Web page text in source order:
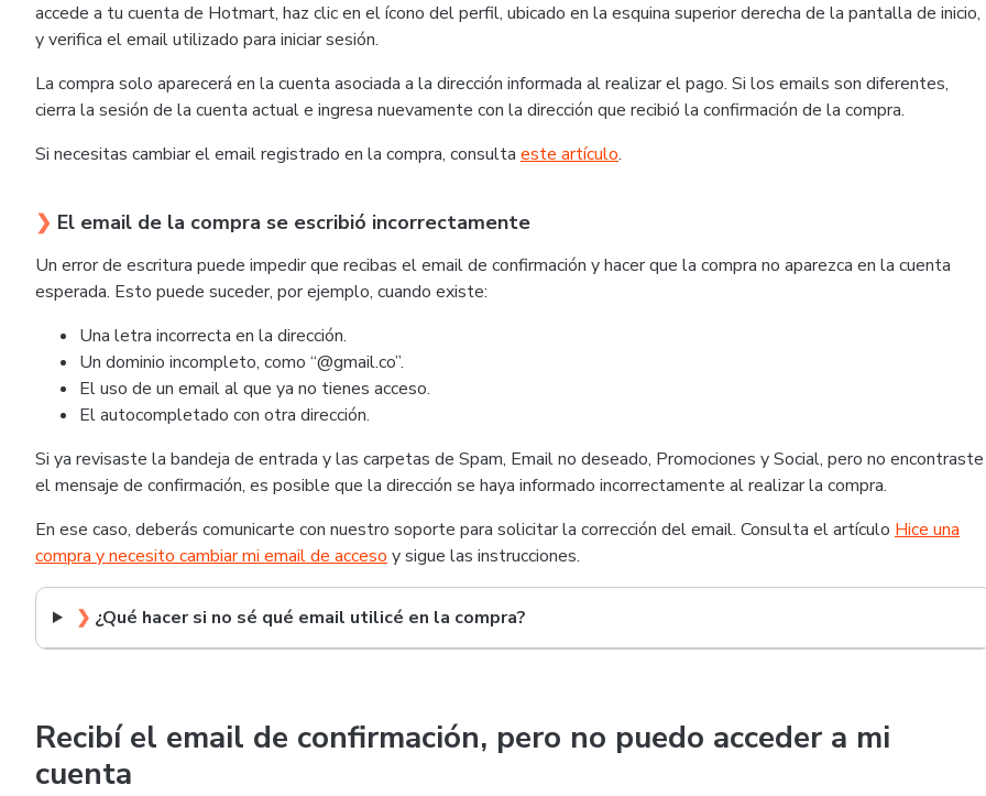
accede a tu cuenta de Hotmart, haz clic en el ícono del perfil, ubicado en la esquina superior derecha de la pantalla de inicio,
y verifica el email utilizado para iniciar sesión.
La compra solo aparecerá en la cuenta asociada a la dirección informada al realizar el pago. Si los emails son diferentes,
cierra la sesión de la cuenta actual e ingresa nuevamente con la dirección que recibió la confirmación de la compra.
Si necesitas cambiar el email registrado en la compra, consulta este artículo.
❯ El email de la compra se escribió incorrectamente
Un error de escritura puede impedir que recibas el email de confirmación y hacer que la compra no aparezca en la cuenta
esperada. Esto puede suceder, por ejemplo, cuando existe:
Una letra incorrecta en la dirección.
Un dominio incompleto, como “@gmail.co”.
El uso de un email al que ya no tienes acceso.
El autocompletado con otra dirección.
Si ya revisaste la bandeja de entrada y las carpetas de Spam, Email no deseado, Promociones y Social, pero no encontraste
el mensaje de confirmación, es posible que la dirección se haya informado incorrectamente al realizar la compra.
En ese caso, deberás comunicarte con nuestro soporte para solicitar la corrección del email. Consulta el artículo Hice una
compra y necesito cambiar mi email de acceso y sigue las instrucciones.
❯ ¿Qué hacer si no sé qué email utilicé en la compra?
Recibí el email de confirmación, pero no puedo acceder a mi
cuenta